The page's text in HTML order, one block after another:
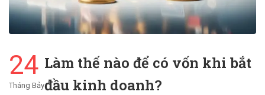
24
Tháng Bảy
Làm thế nào để có vốn khi bắt
đầu kinh doanh?